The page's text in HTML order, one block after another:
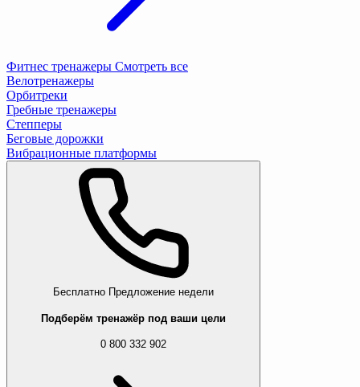
Фитнес тренажеры Смотреть все
Велотренажеры
Орбитреки
Гребные тренажеры
Степперы
Беговые дорожки
Вибрационные платформы
Бесплатно Предложение недели
Подберём тренажёр под ваши цели
0 800 332 902